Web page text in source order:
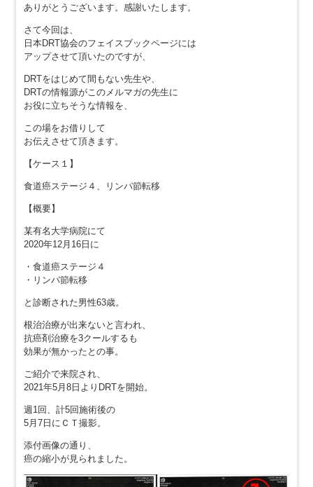
ありがとうございます。感謝いたします。
さて今回は、
日本DRT協会のフェイスブックページには
アップさせて頂いたのですが、
DRTをはじめて間もない先生や、
DRTの情報源がこのメルマガの先生に
お役に立ちそうな情報を、
この場をお借りして
お伝えさせて頂きます。
【ケース１】
食道癌ステージ４、リンパ節転移
【概要】
某有名大学病院にて
2020年12月16日に
・食道癌ステージ４
・リンパ節転移
と診断された男性63歳。
根治治療が出来ないと言われ、
抗癌剤治療を3クールするも
効果が無かったとの事。
ご紹介で来院され、
2021年5月8日よりDRTを開始。
週1回、計5回施術後の
5月7日にＣＴ撮影。
添付画像の通り、
癌の縮小が見られました。